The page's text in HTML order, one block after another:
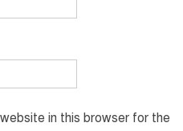
in this browser for the